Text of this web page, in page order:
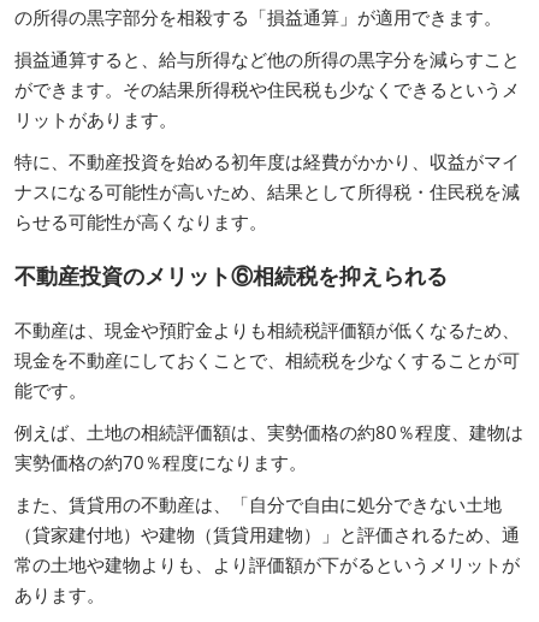
の所得の黒字部分を相殺する「損益通算」が適用できます。
損益通算すると、給与所得など他の所得の黒字分を減らすこと
ができます。その結果所得税や住民税も少なくできるというメ
リットがあります。
特に、不動産投資を始める初年度は経費がかかり、収益がマイ
ナスになる可能性が高いため、結果として所得税・住民税を減
らせる可能性が高くなります。
不動産投資のメリット⑥相続税を抑えられる
不動産は、現金や預貯金よりも相続税評価額が低くなるため、
現金を不動産にしておくことで、相続税を少なくすることが可
能です。
例えば、土地の相続評価額は、実勢価格の約80％程度、建物は
実勢価格の約70％程度になります。
また、賃貸用の不動産は、「自分で自由に処分できない土地
（貸家建付地）や建物（賃貸用建物）」と評価されるため、通
常の土地や建物よりも、より評価額が下がるというメリットが
あります。